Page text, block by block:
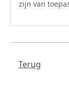
zijn van
Terug